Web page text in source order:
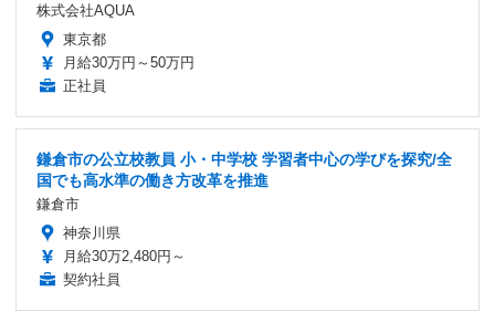
株式会社AQUA
東京都
月給30万円～50万円
正社員
鎌倉市の公立校教員 小・中学校 学習者中心の学びを探究/全
国でも高水準の働き方改革を推進
鎌倉市
神奈川県
月給30万2,480円～
契約社員